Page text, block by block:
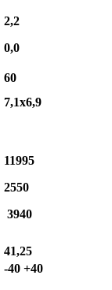
2,2
0,0
60
7,1х6,9
11995
2550
3940
41,25
-40 +40